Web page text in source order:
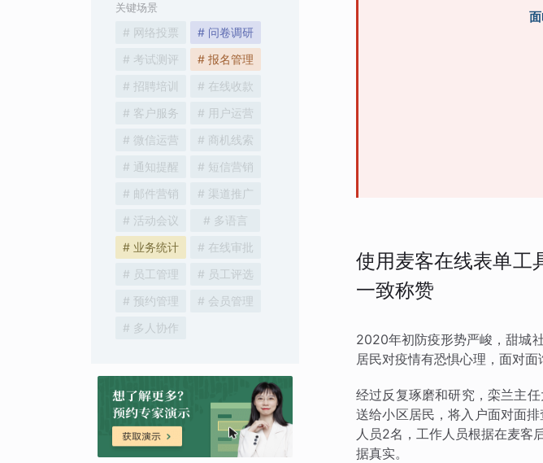
关键场景
# 网络投票
# 问卷调研
# 考试测评
# 报名管理
# 招聘培训
# 在线收款
# 客户服务
# 用户运营
# 微信运营
# 商机线索
# 通知提醒
# 短信营销
# 邮件营销
# 渠道推广
# 活动会议
# 多语言
# 业务统计
# 在线审批
# 员工管理
# 员工评选
# 预约管理
# 会员管理
# 多人协作
使用麦客在线表单工
一致称赞
2020年初防疫形势严峻，甜城
居民对疫情有恐惧心理，面对面
经过反复琢磨和研究，栾兰主
送给小区居民，将入户面对面
人员2名，工作人员根据在麦客
据真实。